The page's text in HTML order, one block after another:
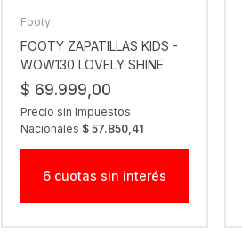
Footy
FOOTY ZAPATILLAS KIDS -
WOW130 LOVELY SHINE
ROSA
$ 69.999,00
Precio sin Impuestos
Nacionales $ 57.850,41
6 cuotas sin interés